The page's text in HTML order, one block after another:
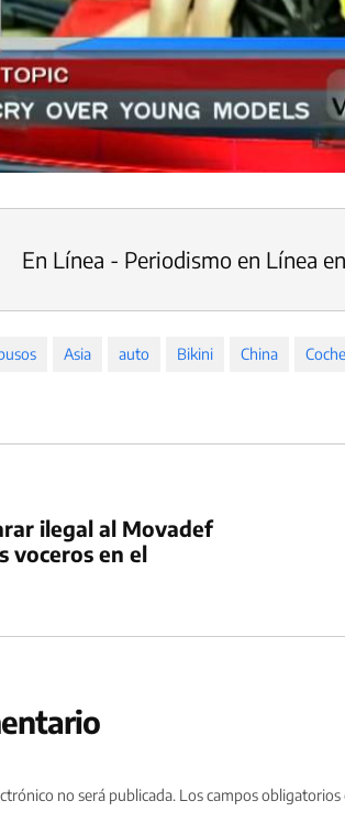
En Línea - Periodismo en Línea en
Asia auto Bikini China
ilegal al Movadef
voceros en el
no será publicada. Los campos obligatorios